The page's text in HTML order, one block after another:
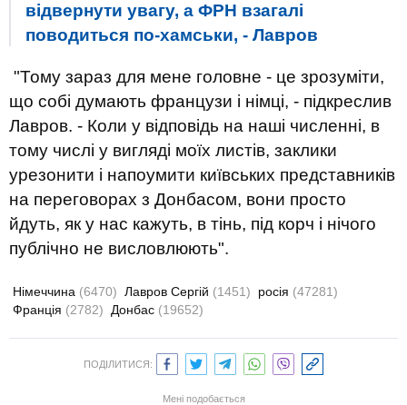
відвернути увагу, а ФРН взагалі
поводиться по-хамськи, - Лавров
"Тому зараз для мене головне - це зрозуміти,
що собі думають французи і німці, - підкреслив
Лавров. - Коли у відповідь на наші численні, в
тому числі у вигляді моїх листів, заклики
урезонити і напоумити київських представників
на переговорах з Донбасом, вони просто
йдуть, як у нас кажуть, в тінь, під корч і нічого
публічно не висловлюють".
Німеччина (6470) Лавров Сергій (1451) росія (47281)
Франція (2782) Донбас (19652)
ПОДІЛИТИСЯ:
Мені подобається